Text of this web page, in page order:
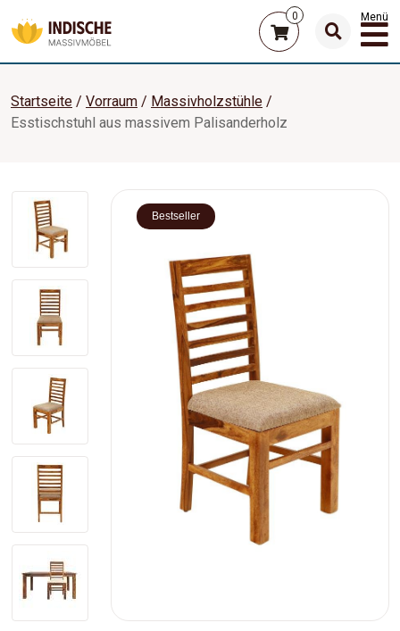
0 Menü
Startseite Vorraum
Massivholzstühle
Esstischstuhl aus massivem Palisanderholz
Bestseller